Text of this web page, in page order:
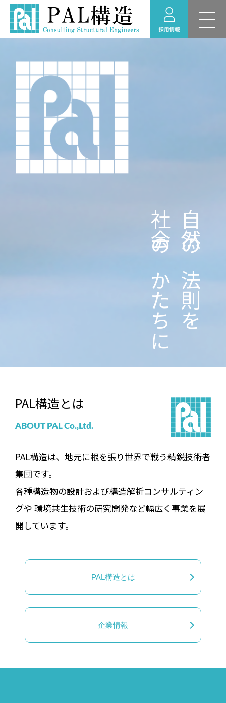
採用情報
新卒採用 募集要項
福利厚生
経験者採用 募集要項
採用情報ニュース
自然の法則を
社会のかたちに自然の法則を
社会のかたちに
PAL構造とは
ABOUT PAL Co.,Ltd.
PAL構造は、地元に根を張り世界で戦う精鋭技術者
集団です。
各種構造物の設計および構造解析コンサルティン
グや 環境共生技術の研究開発など幅広く事業を展
開しています。
PAL構造とは
企業情報